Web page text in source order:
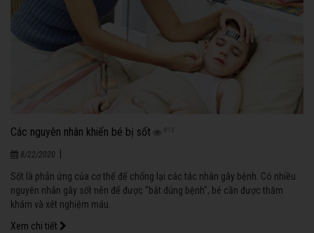
Các nguyên nhân khiến bé bị sốt 813
8/22/2020
Sốt là phản ứng của cơ thể để chống lại các tác nhân gây bệnh. Có nhiều
nguyên nhân gây sốt nên để được "bắt đúng bệnh", bé cần được thăm
khám và xét nghiệm máu.
Xem chi tiết